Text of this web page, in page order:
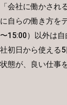
「会社に働かされ
に自らの働き方を
〜15:00）以外は
社初日から使える
状態が、良い仕事